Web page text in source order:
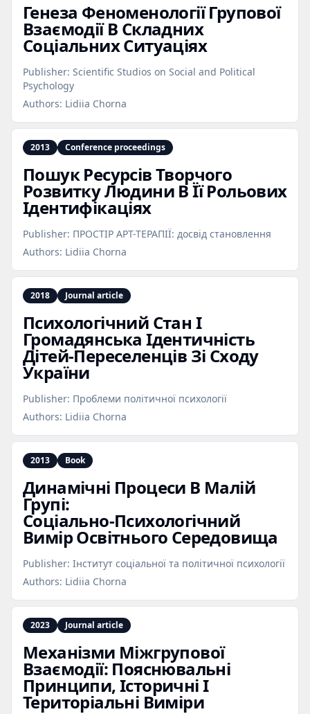
Генеза Феноменології Групової
Взаємодії В Складних
Соціальних Ситуаціях
Publisher: Scientific Studios on Social and Political
Psychology
Authors: Lidiia Chorna
2013 Conference proceedings
Пошук Ресурсів Творчого
Розвитку Людини В Її Рольових
Ідентифікаціях
Publisher: ПРОСТІР АРТ-ТЕРАПІЇ: досвід становлення
Authors: Lidiia Chorna
2018 Journal article
Психологічний Стан І
Громадянська Ідентичність
Дітей‑Переселенців Зі Сходу
України
Publisher: Проблеми політичної психології
Authors: Lidiia Chorna
2013 Book
Динамічні Процеси В Малій
Групі:
Соціально‑Психологічний
Вимір Освітнього Середовища
Publisher: Інститут соціальної та політичної психології
Authors: Lidiia Chorna
2023 Journal article
Механізми Міжгрупової
Взаємодії: Пояснювальні
Принципи, Історичні І
Територіальні Виміри